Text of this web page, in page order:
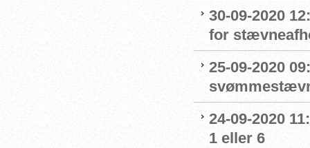
30-09-2020
for
25-09-2020
24-09-2020
1 eller 6